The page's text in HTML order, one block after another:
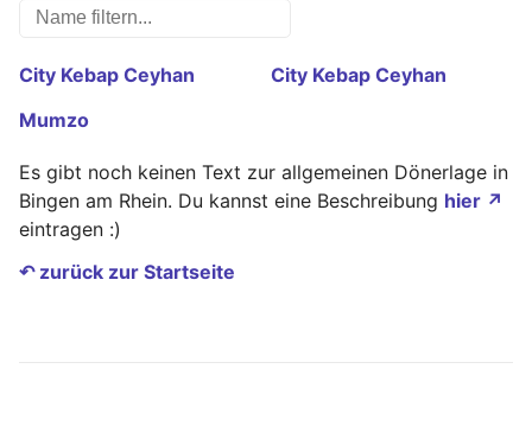
City Kebap Ceyhan
City Kebap Ceyhan
Mumzo
Es gibt noch keinen Text zur allgemeinen Dönerlage in
Bingen am Rhein. Du kannst eine Beschreibung hier ↗
eintragen :)
↶ zurück zur Startseite